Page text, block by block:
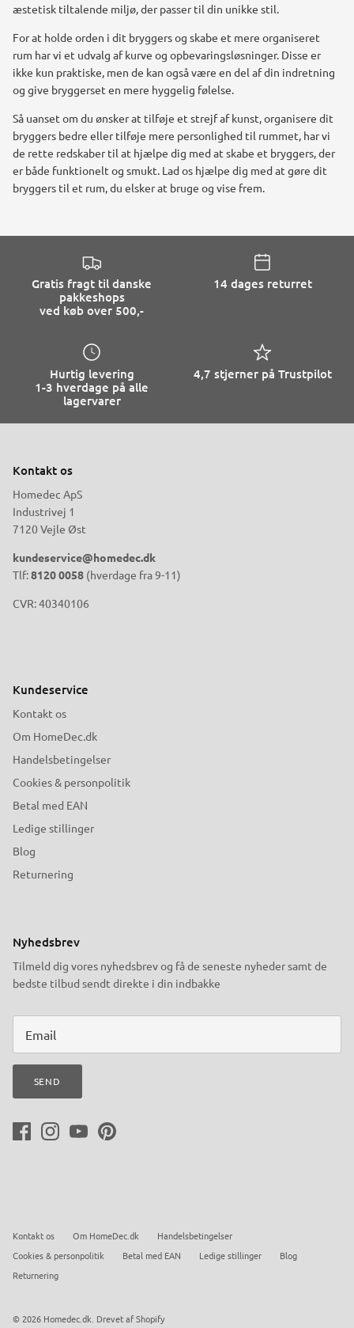
æstetisk tiltalende miljø, der passer til din unikke stil.
For at holde orden i dit bryggers og skabe et mere organiseret
rum har vi et udvalg af kurve og opbevaringsløsninger. Disse er
ikke kun praktiske, men de kan også være en del af din indretning
og give bryggerset en mere hyggelig følelse.
Så uanset om du ønsker at tilføje et strejf af kunst, organisere dit
bryggers bedre eller tilføje mere personlighed til rummet, har vi
de rette redskaber til at hjælpe dig med at skabe et bryggers, der
er både funktionelt og smukt. Lad os hjælpe dig med at gøre dit
bryggers til et rum, du elsker at bruge og vise frem.
Gratis fragt til danske
pakkeshops
ved køb over 500,-
14 dages returret
Hurtig levering
1-3 hverdage på alle
lagervarer
4,7 stjerner på Trustpilot
Kontakt os
Homedec ApS
Industrivej 1
7120 Vejle Øst
kundeservice@homedec.dk
Tlf:8120 0058 (hverdage fra 9-11)
CVR: 40340106
Kundeservice
Kontakt os
Om HomeDec.dk
Handelsbetingelser
Cookies & personpolitik
Betal med EAN
Ledige stillinger
Blog
Returnering
Nyhedsbrev
Tilmeld dig vores nyhedsbrev og få de seneste nyheder samt de
bedste tilbud sendt direkte i din indbakke
SEND
Kontakt os Om HomeDec.dk
Handelsbetingelser
Cookies & personpolitik
Betal med EAN Ledige stillinger
Blog
Returnering
© 2026 Homedec.dk Drevet af Shopify